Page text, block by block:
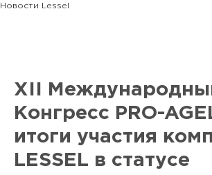
Новости Lessel
XII
Конгресс PRO-
итоги участия
LESSEL в статусе